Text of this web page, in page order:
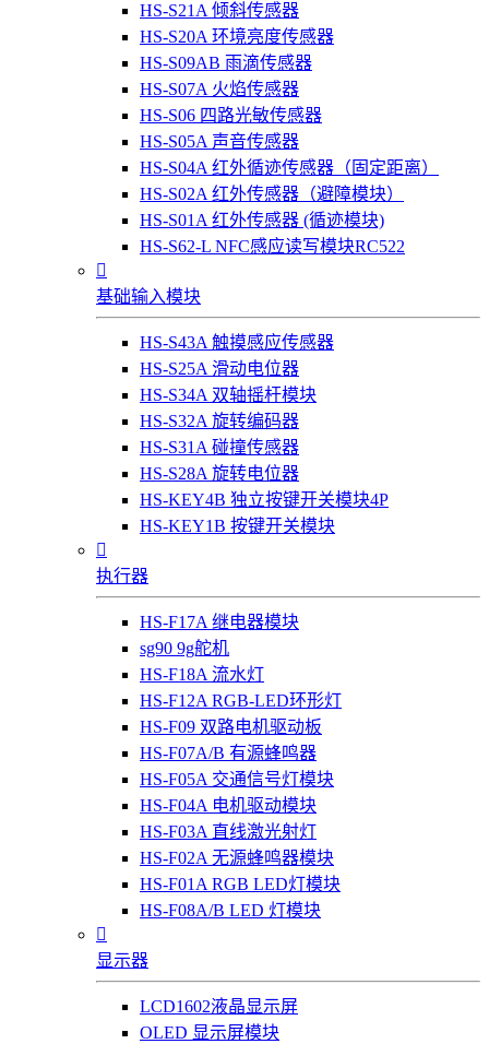
HS-S21A 倾斜传感器
HS-S20A 环境亮度传感器
HS-S09AB 雨滴传感器
HS-S07A 火焰传感器
HS-S06 四路光敏传感器
HS-S05A 声音传感器
HS-S04A 红外循迹传感器（固定距离）
HS-S02A 红外传感器（避障模块）
HS-S01A 红外传感器 (循迹模块)
HS-S62-L NFC感应读写模块RC522

基础输入模块
HS-S43A 触摸感应传感器
HS-S25A 滑动电位器
HS-S34A 双轴摇杆模块
HS-S32A 旋转编码器
HS-S31A 碰撞传感器
HS-S28A 旋转电位器
HS-KEY4B 独立按键开关模块4P
HS-KEY1B 按键开关模块

执行器
HS-F17A 继电器模块
sg90 9g舵机
HS-F18A 流水灯
HS-F12A RGB-LED环形灯
HS-F09 双路电机驱动板
HS-F07A/B 有源蜂鸣器
HS-F05A 交通信号灯模块
HS-F04A 电机驱动模块
HS-F03A 直线激光射灯
HS-F02A 无源蜂鸣器模块
HS-F01A RGB LED灯模块
HS-F08A/B LED 灯模块

显示器
LCD1602液晶显示屏
OLED 显示屏模块